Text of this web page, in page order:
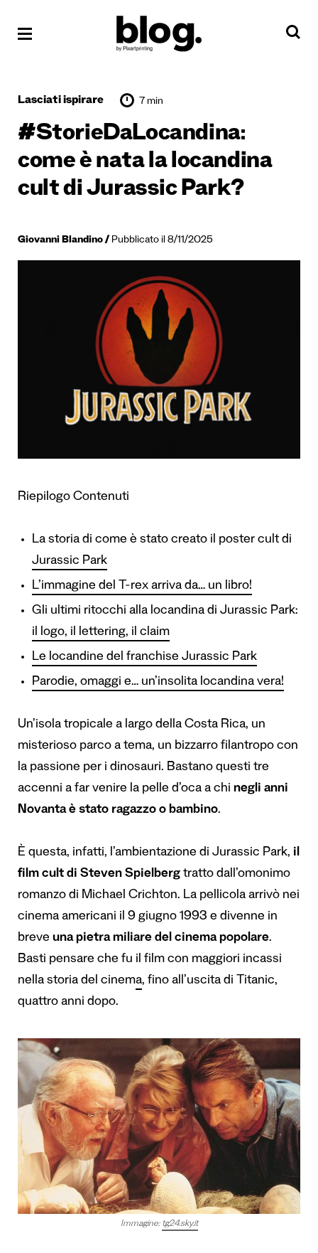
Lasciati ispirare 7 min
#StorieDaLocandina:
come è nata la locandina
cult di Jurassic Park?
Giovanni Blandino Pubblicato il 8/11/2025
Riepilogo Contenuti
La storia di come è stato creato il poster cult di
Jurassic Park
L’immagine del T-rex arriva da… un libro!
Gli ultimi ritocchi alla locandina di Jurassic Park:
il logo, il lettering, il claim
Le locandine del franchise Jurassic Park
Parodie, omaggi e… un’insolita locandina vera!
Un’isola tropicale a largo della Costa Rica, un
misterioso parco a tema, un bizzarro filantropo con
la passione per i dinosauri. Bastano questi tre
accenni a far venire la pelle d’oca a chi negli anni
Novanta è stato ragazzo o bambino.
È questa, infatti, l’ambientazione di Jurassic Park, il
film cult di Steven Spielberg tratto dall’omonimo
romanzo di Michael Crichton. La pellicola arrivò nei
cinema americani il 9 giugno 1993 e divenne in
breve una pietra miliare del cinema popolare.
Basti pensare che fu il film con maggiori incassi
nella storia del cinema, fino all’uscita di Titanic,
quattro anni dopo.
Immagine: tg24.sky.it